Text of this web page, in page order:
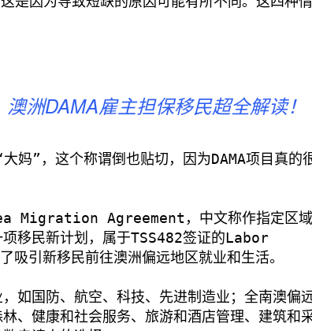
洲DAMA雇主担保移民超全解读！
妈”，这个称谓倒也贴切，因为DAMA项目真的
Migration Agreement，中文称作指定区
移民新计划，属于TSS482签证的Labor
引新移民前往澳洲偏远地区就业和生活。
如国防、航空、科技、先进制造业；全南澳偏
、健康和社会服务、旅游和酒店管理、建筑和